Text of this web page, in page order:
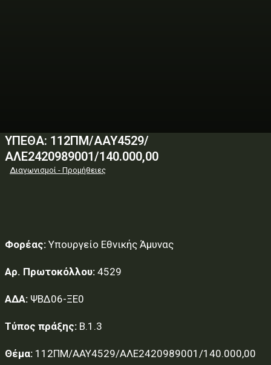
ΥΠΕΘΑ: 112ΠΜ/ΑΑΥ4529/
ΑΛΕ2420989001/140.000,00
Διαγωνισμοί - Προμήθειες
Φορέας: Υπουργείο Εθνικής Άμυνας
Αρ. Πρωτοκόλλου: 4529
ΑΔΑ: ΨΒΔ06-ΞΕ0
Τύπος πράξης: Β.1.3
Θέμα: 112ΠΜ/ΑΑΥ4529/ΑΛΕ2420989001/140.000,00